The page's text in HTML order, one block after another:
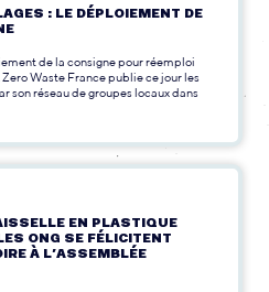
: LE DÉPLOIEMENT DE
de la consigne pour réemploi
Waste France publie ce jour les
son réseau de groupes locaux dans
EN PLASTIQUE
ONG SE FÉLICITENT
À L’ASSEMBLÉE